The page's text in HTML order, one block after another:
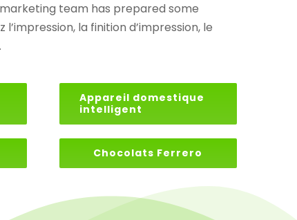
team has prepared some
la finition d’impression, le
Appareil domestique
intelligent
Chocolats Ferrero